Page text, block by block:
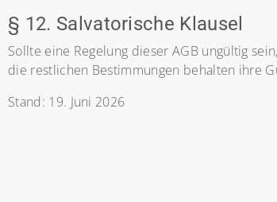
§ 12. Salvatorische Klausel
Sollte eine Regelung dieser AGB ungültig
die restlichen Bestimmungen behalten ihre
Stand: 19. Juni 2026